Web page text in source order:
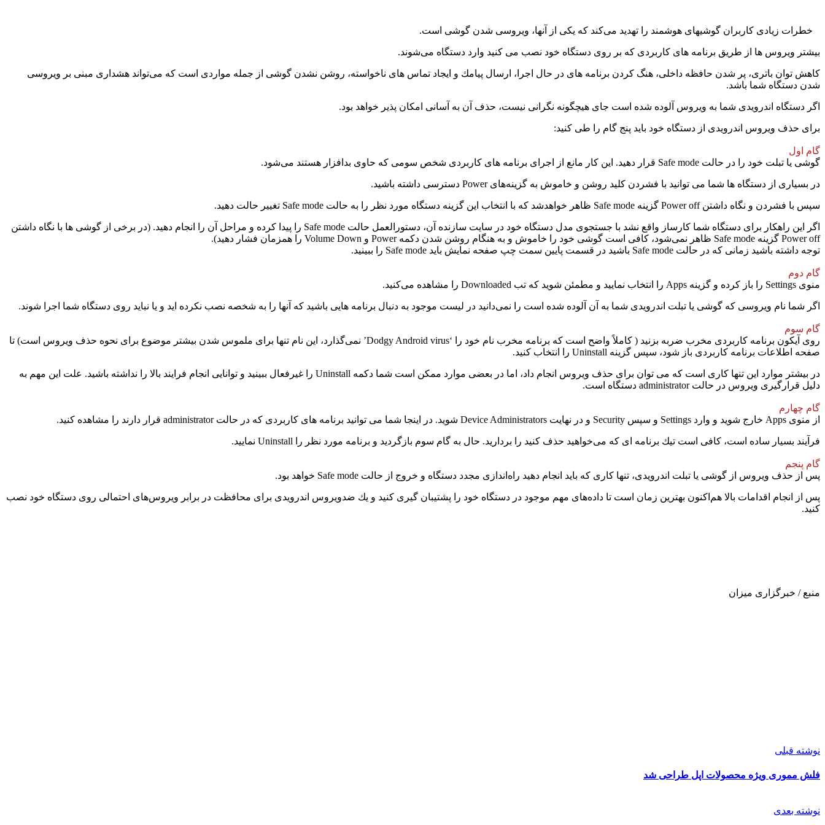
خطرات زیادی كاربران گوشیهای هوشمند را تهدید می‌كند كه یكی از آنها، ویروسی شدن گوشی ‌است.
بیشتر ویروس‌ ها از طریق برنامه‌ های كاربردی كه بر روی دستگاه خود نصب می‌ كنید وارد دستگاه می‌شوند.
كاهش توان باتری، پر شدن حافظه داخلی، هنگ كردن برنامه ‌های در حال اجرا، ارسال پیامك و ایجاد تماس ‌های ناخواسته، روشن نشدن گوشی از جمله مواردی است كه می‌تواند هشداری مبنی بر ویروسی
شدن دستگاه شما باشد.
اگر دستگاه اندرویدی شما به ویروس آلوده شده است جای هیچگونه نگرانی نیست، حذف آن به‌ آسانی امكان‌ پذیر خواهد بود.
برای حذف ویروس اندرویدی از دستگاه خود باید پنج گام را طی كنید:
گام اول
گوشی یا تبلت خود را در حالت Safe mode قرار دهید. این كار مانع از اجرای برنامه‌ های كاربردی شخص سومی كه حاوی بدافزار هستند می‌شود.
در بسیاری از دستگاه‌ ها شما می‌ توانید با فشردن كلید روشن و خاموش به گزینه‌های Power دسترسی داشته باشید.
سپس با فشردن و نگاه ‌داشتن Power off گزینه Safe mode ظاهر خواهدشد كه با انتخاب این گزینه دستگاه مورد نظر را به حالت Safe mode تغییر حالت دهید.
اگر این راهكار برای دستگاه شما كارساز واقع نشد با جستجوی مدل دستگاه خود در سایت سازنده آن، دستورالعمل حالت Safe mode را پیدا كرده و مراحل آن را انجام دهید. (در برخی از گوشی ‌ها با نگاه ‌داشتن
Power off گزینه Safe mode ظاهر نمی‌شود، كافی است گوشی خود را خاموش و به هنگام روشن شدن دكمه Power و Volume Down را همزمان فشار دهید).
توجه داشته باشید زمانی كه در حالت Safe mode باشید در قسمت پایین سمت چپ صفحه نمایش باید Safe mode را ببینید.
گام دوم
منوی Settings را باز كرده و گزینه Apps را انتخاب نمایید و مطمئن شوید كه تب Downloaded را مشاهده می‌كنید.
اگر شما نام ویروسی كه گوشی یا تبلت اندرویدی شما به آن آلوده شده است را نمی‌دانید در لیست موجود به دنبال برنامه ‌هایی باشید كه آنها را به ‌شخصه نصب نكرده ‌اید و یا نباید روی دستگاه شما اجرا شوند.
گام سوم
روی آیكون برنامه كاربردی مخرب ضربه بزنید ( كاملاً واضح است كه برنامه مخرب نام خود را ‘Dodgy Android virus’ نمی‌گذارد، این نام تنها برای ملموس شدن بیشتر موضوع برای نحوه حذف ویروس است) تا
صفحه اطلاعات برنامه كاربردی باز شود، سپس گزینه Uninstall را انتخاب كنید.
در بیشتر موارد این تنها كاری است كه می ‌توان برای حذف ویروس انجام داد، اما در بعضی موارد ممكن است شما دكمه Uninstall را غیرفعال ببینید و توانایی انجام فرایند بالا را نداشته باشید. علت این مهم به
دلیل قرارگیری ویروس در حالت administrator دستگاه است.
گام چهارم
از منوی Apps خارج شوید و وارد Settings و سپس Security و در نهایت Device Administrators شوید. در اینجا شما می ‌توانید برنامه ‌های كاربردی كه در حالت administrator قرار دارند را مشاهده كنید.
فرآیند بسیار ساده است، كافی است تیك برنامه ‌ای كه می‌خواهید حذف كنید را بردارید. حال به گام سوم بازگردید و برنامه مورد نظر را Uninstall نمایید.
گام پنجم
پس از حذف ویروس از گوشی یا تبلت اندرویدی، تنها كاری كه باید انجام دهید راه‌اندازی مجدد دستگاه و خروج از حالت Safe mode خواهد بود.
پس از انجام اقدامات بالا هم‌اكنون بهترین زمان است تا داده‌های مهم موجود در دستگاه خود را پشتیبان‌ گیری كنید و یك ضدویروس اندرویدی برای محافظت در برابر ویروس‌های احتمالی روی دستگاه خود نصب
كنید.
منبع / خبرگزاری میزان
نوشته قبلی
فلش مموری ویژه محصولات اپل طراحی شد
نوشته بعدی